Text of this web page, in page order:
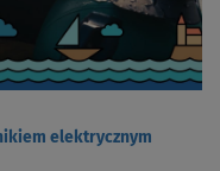
elektrycznym